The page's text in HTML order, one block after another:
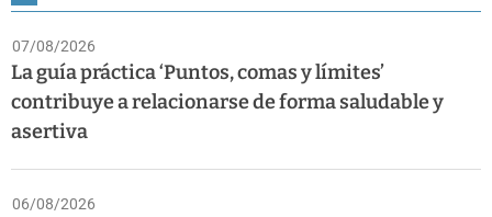
07/08/2026
La guía práctica ‘Puntos, comas y límites’
contribuye a relacionarse de forma saludable y
asertiva
06/08/2026